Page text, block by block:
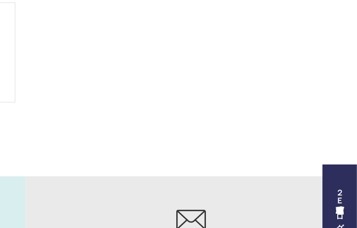
２Ｅ式管理職養成プログラム